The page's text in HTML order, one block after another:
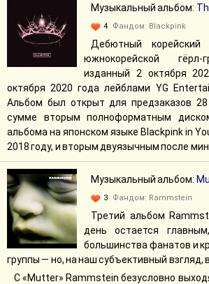
Музыкальный альбом:
4 Фандом: Blackpink
Дебютный корейский
южнокорейской гёрл-
изданный 2 октября
октября 2020 года лейблами YG
Альбом был открыт для предзаказов
сумме вторым полноформатным
альбома на японском языке Blackpink in
2018 году, и вторым двуязычным после
Музыкальный альбом:
3 Фандом: Rammstein
Третий альбом
день остается
большинства фанатов и
группы — но, на наш субъективный взгляд,
С «Mutter» Rammstein безусловно